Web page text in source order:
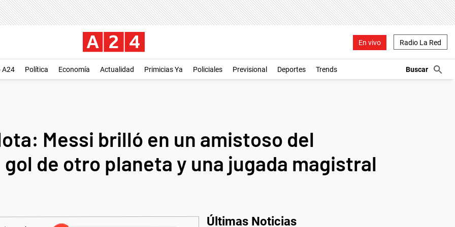
En vivo Radio La Red
A24 Política Economía Actualidad Primicias Ya Policiales Previsional Deportes Trends
Messi brilló en un amistoso del
de otro planeta y una jugada magistral
Últimas Noticias